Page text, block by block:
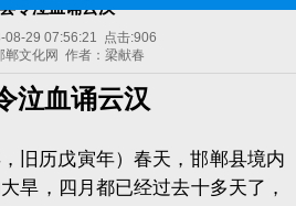
令泣血诵云汉
08-29 07:56:21 点击:906
郸文化网 作者：梁献春
泣血诵云汉
旧历戊寅年）春天，邯郸县境内
旱，四月都已经过去十多天了，